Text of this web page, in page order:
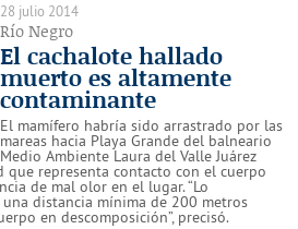
28 julio 2014
Río Negro
El cachalote hallado
muerto es altamente
contaminante
El mamífero habría sido arrastrado por las
mareas hacia Playa Grande del balneario
Ambiente Laura del Valle Juárez
representa contacto con el cuerpo
de mal olor en el lugar. “Lo
distancia mínima de 200 metros
en descomposición”, precisó.